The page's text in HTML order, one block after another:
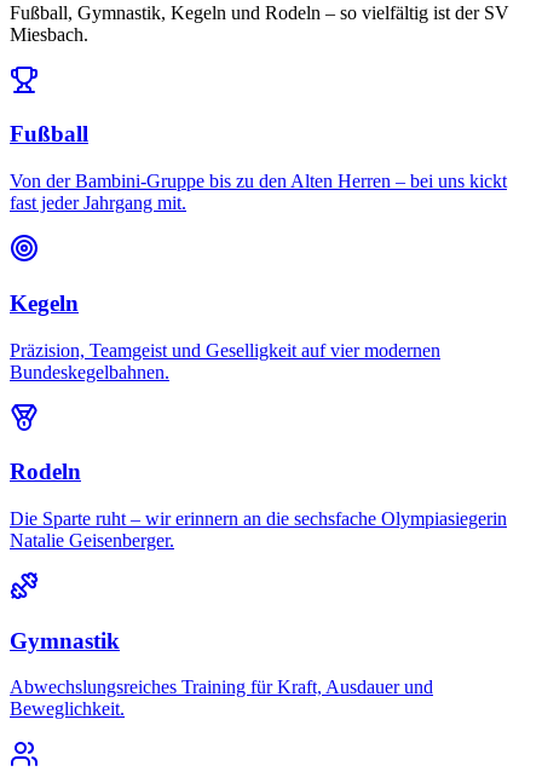
Fußball, Gymnastik, Kegeln und Rodeln – so vielfältig ist der SV
Miesbach.
Fußball
Von der Bambini-Gruppe bis zu den Alten Herren – bei uns kickt
fast jeder Jahrgang mit.
Kegeln
Präzision, Teamgeist und Geselligkeit auf vier modernen
Bundeskegelbahnen.
Rodeln
Die Sparte ruht – wir erinnern an die sechsfache Olympiasiegerin
Natalie Geisenberger.
Gymnastik
Abwechslungsreiches Training für Kraft, Ausdauer und
Beweglichkeit.